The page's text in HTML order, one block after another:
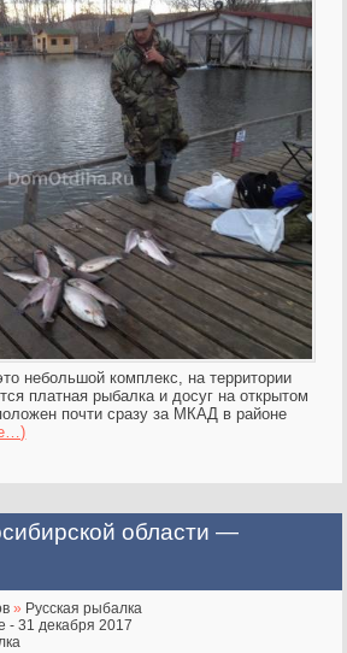
небольшой комплекс, на территории
платная рыбалкаи досуг на открытом
почти сразу за МКАД в районе
области —
» Русская рыбалка
- 31 декабря 2017